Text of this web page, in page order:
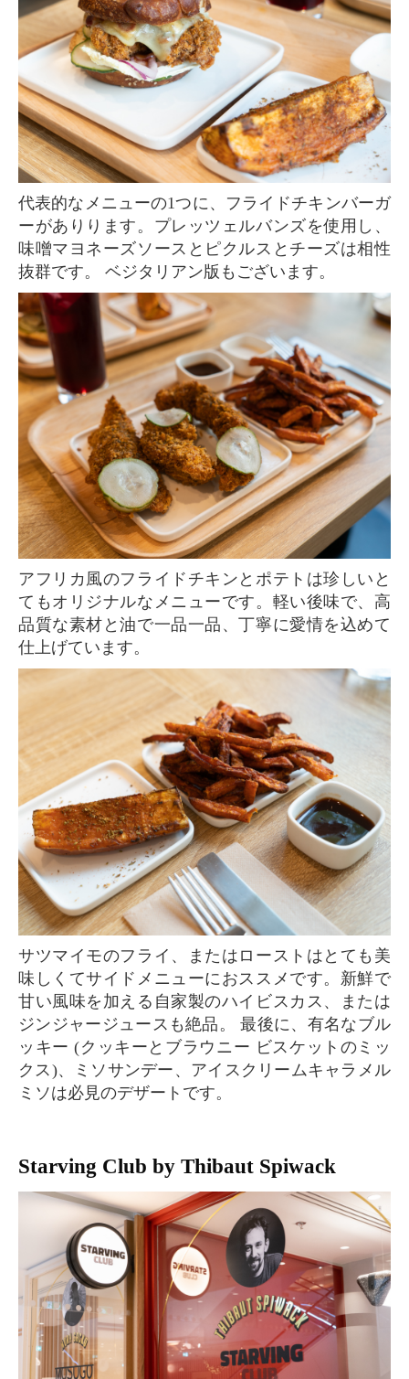
代表的なメニューの1つに、フライドチキンバーガ
ーがありります。プレッツェルバンズを使用し、
味噌マヨネーズソースとピクルスとチーズは相性
抜群です。 ベジタリアン版もございます。
アフリカ風のフライドチキンとポテトは珍しいと
てもオリジナルなメニューです。軽い後味で、高
品質な素材と油で一品一品、丁寧に愛情を込めて
仕上げています。
サツマイモのフライ、またはローストはとても美
味しくてサイドメニューにおススメです。新鮮で
甘い風味を加える自家製のハイビスカス、または
ジンジャージュースも絶品。 最後に、有名なブル
ッキー (クッキーとブラウニー ビスケットのミッ
クス)、ミソサンデー、アイスクリームキャラメル
ミソは必見のデザートです。
Starving Club by Thibaut Spiwack